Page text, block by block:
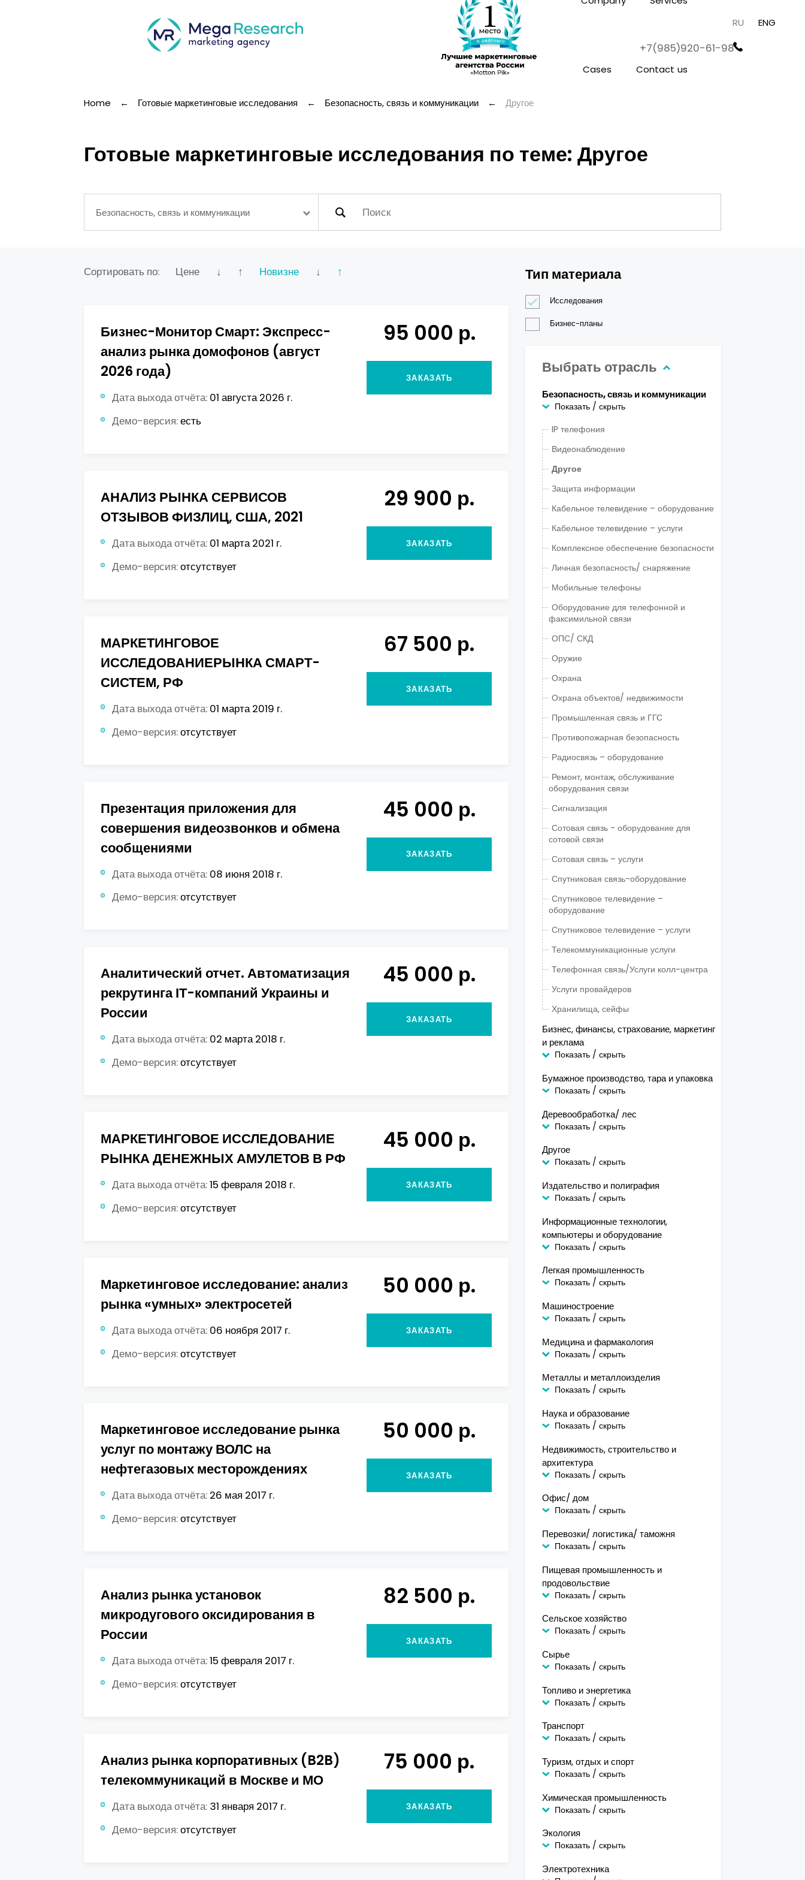
Cases Contact us
RU ENG
+7(985)920-61-98
Home ← Готовые маркетинговые исследования ← Безопасность, связь и коммуникации ← Другое
Готовые маркетинговые исследования по теме: Другое
Безопасность, связь и коммуникации
Сортировать по: Цене ↓ ↑ Новизне ↓ ↑
Бизнес-Монитор Смарт: Экспресс-
анализ рынка домофонов (август
2026 года)
Дата выхода отчёта: 01 августа 2026 г.
Демо-версия:есть
95 000 р.
ЗАКАЗАТЬ
АНАЛИЗ РЫНКА СЕРВИСОВ
ОТЗЫВОВ ФИЗЛИЦ, США, 2021
Дата выхода отчёта: 01 марта 2021 г.
Демо-версия:отсутствует
29 900 р.
ЗАКАЗАТЬ
МАРКЕТИНГОВОЕ
ИССЛЕДОВАНИЕРЫНКА СМАРТ-
СИСТЕМ, РФ
Дата выхода отчёта: 01 марта 2019 г.
Демо-версия:отсутствует
67 500 р.
ЗАКАЗАТЬ
Презентация приложения для
совершения видеозвонков и обмена
сообщениями
Дата выхода отчёта: 08 июня 2018 г.
Демо-версия:отсутствует
45 000 р.
ЗАКАЗАТЬ
Аналитический отчет. Автоматизация
рекрутинга ІТ-компаний Украины и
России
Дата выхода отчёта: 02 марта 2018 г.
Демо-версия:отсутствует
45 000 р.
ЗАКАЗАТЬ
МАРКЕТИНГОВОЕ ИССЛЕДОВАНИЕ
РЫНКА ДЕНЕЖНЫХ АМУЛЕТОВ В РФ
Дата выхода отчёта:15 февраля 2018 г.
Демо-версия:отсутствует
45 000 р.
ЗАКАЗАТЬ
Маркетинговое исследование: анализ
рынка «умных» электросетей
Дата выхода отчёта: 06 ноября 2017 г.
Демо-версия:отсутствует
50 000 р.
ЗАКАЗАТЬ
Маркетинговое исследование рынка
услуг по монтажу ВОЛС на
нефтегазовых месторождениях
Дата выхода отчёта: 26 мая 2017 г.
Демо-версия:отсутствует
50 000 р.
ЗАКАЗАТЬ
Анализ рынка установок
микродугового оксидирования в
России
Дата выхода отчёта:15 февраля 2017 г.
Демо-версия:отсутствует
82 500 р.
ЗАКАЗАТЬ
Анализ рынка корпоративных (B2B)
телекоммуникаций в Москве и МО
Дата выхода отчёта: 31 января 2017 г.
Демо-версия:отсутствует
75 000 р.
ЗАКАЗАТЬ
Тип материала
Исследования
Бизнес-планы
Выбрать отрасль
Безопасность, связь и коммуникации
Показать / скрыть
IP телефония
Видеонаблюдение
Другое
Защита информации
Кабельное телевидение – оборудование
Кабельное телевидение – услуги
Комплексное обеспечение безопасности
Личная безопасность/ снаряжение
Мобильные телефоны
Оборудование для телефонной и
факсимильной связи
ОПС/ СКД
Оружие
Охрана
Охрана объектов/ недвижимости
Промышленная связь и ГГС
Противопожарная безопасность
Радиосвязь – оборудование
Ремонт, монтаж, обслуживание
оборудования связи
Сигнализация
Сотовая связь - оборудование для
сотовой связи
Сотовая связь – услуги
Спутниковая связь-оборудование
Спутниковое телевидение –
оборудование
Спутниковое телевидение – услуги
Телекоммуникационные услуги
Телефонная связь/Услуги колл-центра
Услуги провайдеров
Хранилища, сейфы
Бизнес, финансы, страхование, маркетинг
и реклама
Показать / скрыть
Бумажное производство, тара и упаковка
Показать / скрыть
Деревообработка/ лес
Показать / скрыть
Другое
Показать / скрыть
Издательство и полиграфия
Показать / скрыть
Информационные технологии,
компьютеры и оборудование
Показать / скрыть
Легкая промышленность
Показать / скрыть
Машиностроение
Показать / скрыть
Медицина и фармакология
Показать / скрыть
Металлы и металлоизделия
Показать / скрыть
Наука и образование
Показать / скрыть
Недвижимость, строительство и
архитектура
Показать / скрыть
Офис/ дом
Показать / скрыть
Перевозки/ логистика/ таможня
Показать / скрыть
Пищевая промышленность и
продовольствие
Показать / скрыть
Сельское хозяйство
Показать / скрыть
Сырье
Показать / скрыть
Топливо и энергетика
Показать / скрыть
Транспорт
Показать / скрыть
Туризм, отдых и спорт
Показать / скрыть
Химическая промышленность
Показать / скрыть
Экология
Показать / скрыть
Электротехника